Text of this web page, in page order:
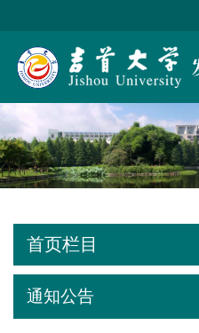
首页栏目
通知公告